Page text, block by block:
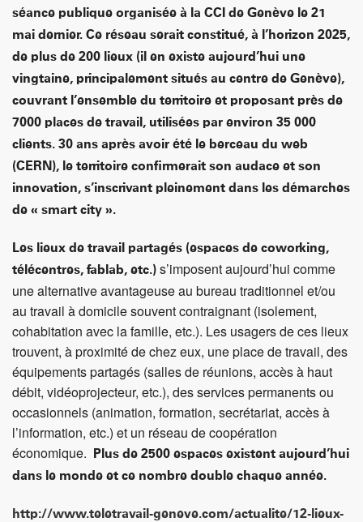
séance publique organisée à la CCI de Genève le 21
mai dernier. Ce réseau serait constitué, à l’horizon 2025,
de plus de 200 lieux (il en existe aujourd’hui une
vingtaine, principalement situés au centre de Genève),
couvrant l’ensemble du territoire et proposant près de
7000 places de travail, utilisées par environ 35 000
clients. 30 ans après avoir été le berceau du web
(CERN), le territoire confirmerait son audace et son
innovation, s’inscrivant pleinement dans les démarches
de « smart city ».
Les lieux de travail partagés (espaces de coworking,
télécentres, fablab, etc.) s’imposent aujourd’hui comme
une alternative avantageuse au bureau traditionnel et/ou
au travail à domicile souvent contraignant (isolement,
cohabitation avec la famille, etc.). Les usagers de ces lieux
trouvent, à proximité de chez eux, une place de travail, des
équipements partagés (salles de réunions, accès à haut
débit, vidéoprojecteur, etc.), des services permanents ou
occasionnels (animation, formation, secrétariat, accès à
l’information, etc.) et un réseau de coopération
économique.
Plus de 2500 espaces existent aujourd’hui
dans le monde et ce nombre double chaque année.
http://www.teletravail-geneve.com/actualite/12-lieux-